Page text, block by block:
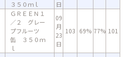
３５０ｍｌ
日
ＧＲＥＥＮ１
／２ グレー
プフルーツ
缶 ３５０ｍ
ｌ
09
月
23
日
103 69% 77% 101